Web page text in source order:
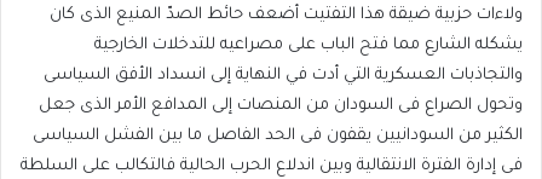
ولاءات حزبية ضيقة هذا التفتيت أضعف حائط الصدّ المنيع الذى كان
يشكله الشارع مما فتح الباب على مصراعيه للتدخلات الخارجية
والتجاذبات العسكرية التي أدت في النهاية إلى انسداد الأفق السياسى
وتحول الصراع فى السودان من المنصات إلى المدافع الأمر الذى جعل
الكثير من السودانيين يقفون فى الحد الفاصل ما بين الفشل السياسى
فى إدارة الفترة الانتقالية وبين اندلاع الحرب الحالية فالتكالب على السلطة